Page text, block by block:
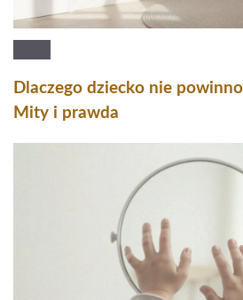
Dlaczego dziecko nie
Mity i prawda